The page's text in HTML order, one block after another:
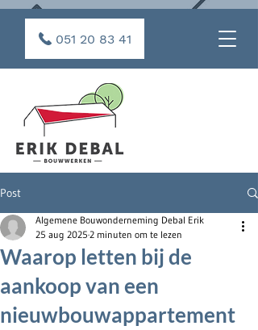
051 20 83 41
Post
Waarop letten bij de
aankoop van een
nieuwbouwappartement
Algemene Bouwonderneming Debal Erik
25 aug 2025 2 minuten om te lezen